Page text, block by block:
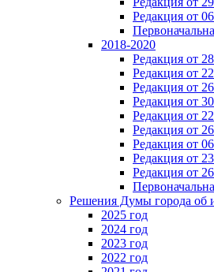
Редакция от
2018-2020
Редакция от
Редакция от
Редакция от
Редакция от
Редакция от
Редакция от
Редакция от
Редакция от
Редакция от
Решения Думы города об
2025 год
2024 год
2023 год
2022 год